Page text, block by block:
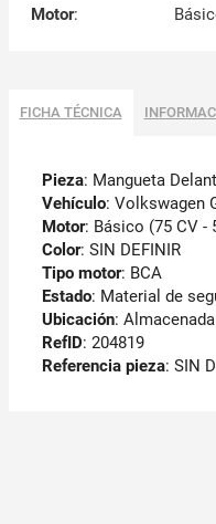
Motor:
FICHA TÉCNICA
Pieza: Mangueta
Vehículo: Volkswagen
Motor: Básico (75 CV -
Color: SIN DEFINIR
Tipo motor: BCA
Estado: Material de
Ubicación: Almacenada
RefID: 204819
Referencia pieza: SIN